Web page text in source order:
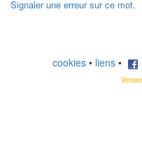
Signaler une erreur sur ce mot.
cookies • liens •